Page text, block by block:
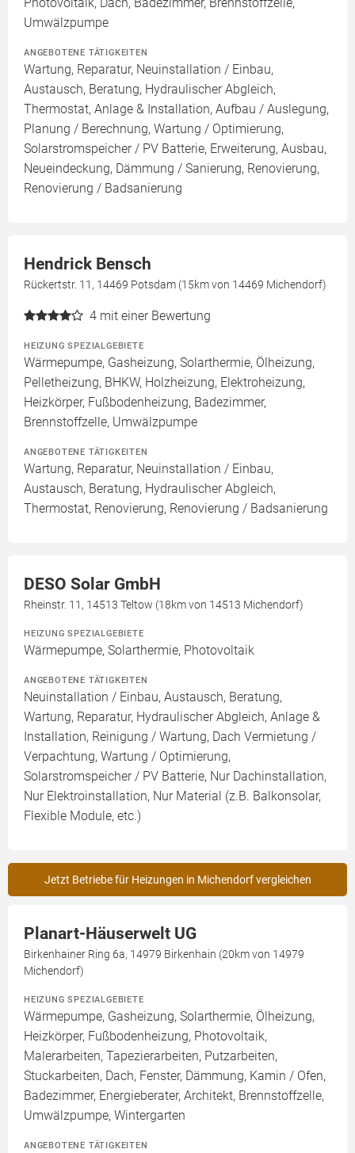
Umwälzpumpe
ANGEBOTENE TÄTIGKEITEN
Wartung, Reparatur, Neuinstallation / Einbau,
Austausch, Beratung, Hydraulischer Abgleich,
Thermostat, Anlage & Installation, Aufbau / Auslegung,
Planung / Berechnung, Wartung / Optimierung,
Solarstromspeicher / PV Batterie, Erweiterung, Ausbau,
Neueindeckung, Dämmung / Sanierung, Renovierung,
Renovierung / Badsanierung
Hendrick Bensch
Rückertstr. 11, 14469 Potsdam (15km von 14469 Michendorf)
4 mit einer Bewertung
HEIZUNG SPEZIALGEBIETE
Wärmepumpe, Gasheizung, Solarthermie, Ölheizung,
Pelletheizung, BHKW, Holzheizung, Elektroheizung,
Heizkörper, Fußbodenheizung, Badezimmer,
Brennstoffzelle, Umwälzpumpe
ANGEBOTENE TÄTIGKEITEN
Wartung, Reparatur, Neuinstallation / Einbau,
Austausch, Beratung, Hydraulischer Abgleich,
Thermostat, Renovierung, Renovierung / Badsanierung
DESO Solar GmbH
Rheinstr. 11, 14513 Teltow (18km von 14513 Michendorf)
HEIZUNG SPEZIALGEBIETE
Wärmepumpe, Solarthermie, Photovoltaik
ANGEBOTENE TÄTIGKEITEN
Neuinstallation / Einbau, Austausch, Beratung,
Wartung, Reparatur, Hydraulischer Abgleich, Anlage &
Installation, Reinigung / Wartung, Dach Vermietung /
Verpachtung, Wartung / Optimierung,
Solarstromspeicher / PV Batterie, Nur Dachinstallation,
Nur Elektroinstallation, Nur Material (z.B. Balkonsolar,
Flexible Module, etc.)
Jetzt Betriebe für Heizungen in Michendorf vergleichen
Planart-Häuserwelt UG
Birkenhainer Ring 6a, 14979 Birkenhain (20km von 14979
Michendorf)
HEIZUNG SPEZIALGEBIETE
Wärmepumpe, Gasheizung, Solarthermie, Ölheizung,
Heizkörper, Fußbodenheizung, Photovoltaik,
Malerarbeiten, Tapezierarbeiten, Putzarbeiten,
Stuckarbeiten, Dach, Fenster, Dämmung, Kamin / Ofen,
Badezimmer, Energieberater, Architekt, Brennstoffzelle,
Umwälzpumpe, Wintergarten
ANGEBOTENE TÄTIGKEITEN